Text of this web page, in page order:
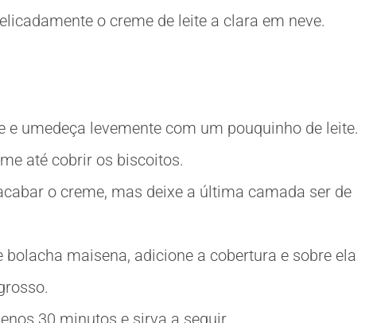
o creme de leite a clara em neve.
umedeça levemente com um pouquinho de leite.
até cobrir os biscoitos.
o creme, mas deixe a última camada ser de
maisena, adicione a cobertura e sobre ela
30 minutos e sirva a seguir.